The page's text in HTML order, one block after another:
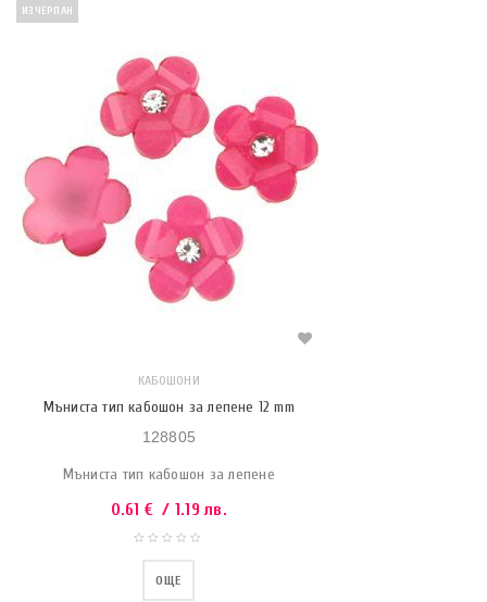
ИЗЧЕРПАН
КАБОШОНИ
Мъниста тип кабошон за лепене 12 mm
128805
Мъниста тип кабошон за лепене
0.61 € / 1.19 лв.
ОЩЕ